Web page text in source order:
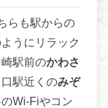
らも駅からの
うにリラック
駅前のかわさ
駅近くのみぞ
Wi-Fiやコン